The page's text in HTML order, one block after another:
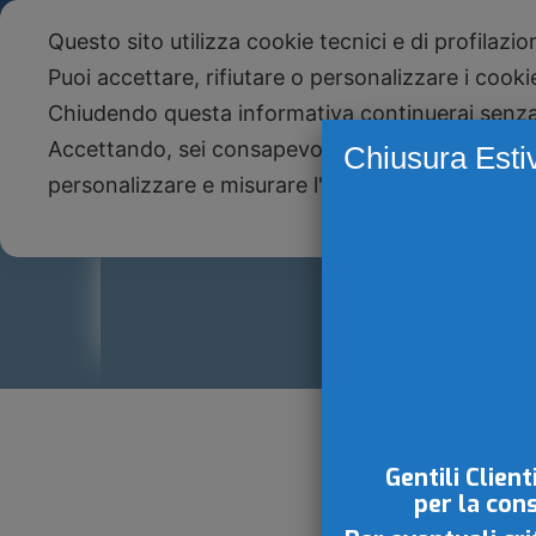
NEWS Newsletter
Telefono +39 051 590943 - Studio Paone
Questo sito utilizza cookie tecnici e di
Puoi accettare, rifiutare o personalizzare i
Chiudendo questa informativa continuerai
Accettando, sei consapevole che i tuoi dati
personalizzare e misurare l'efficacia della
Chiusura
Gentili
per la